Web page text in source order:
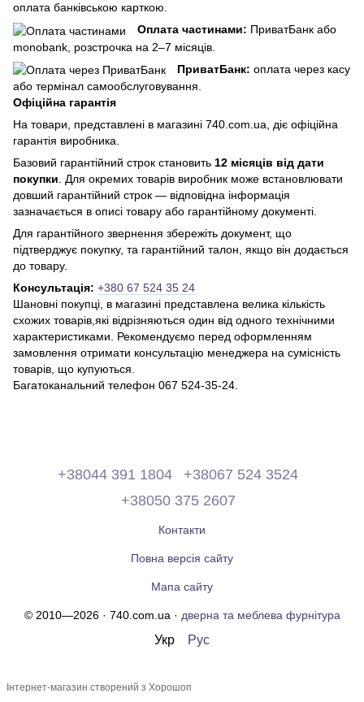
оплата банківською карткою.
Оплата частинами: ПриватБанк або
monobank, розстрочка на 2–7 місяців.
ПриватБанк: оплата через касу
або термінал самообслуговування.
Офіційна гарантія
На товари, представлені в магазині 740.com.ua, діє офіційна
гарантія виробника.
Базовий гарантійний строк становить 12 місяців від дати
покупки . Для окремих товарів виробник може встановлювати
довший гарантійний строк — відповідна інформація
зазначається в описі товару або гарантійному документі.
Для гарантійного звернення збережіть документ, що
підтверджує покупку, та гарантійний талон, якщо він додається
до товару.
Консультація: +380 67 524 35 24
Шановні покупці, в магазині представлена ​​велика кількість
схожих товарів,які відрізняються один від одного технічними
характеристиками. Рекомендуємо перед оформленням
замовлення отримати консультацію менеджера на сумісність
товарів, що купуються.
Багатоканальний телефон 067 524-35-24.
+38044 391 1804
+38067 524 3524
+38050 375 2607
Контакти
Повна версія сайту
Мапа сайту
© 2010—2026 · 740.com.ua · дверна та меблева фурнітура
Укр Рус
Інтернет-магазин створений з Хорошоп